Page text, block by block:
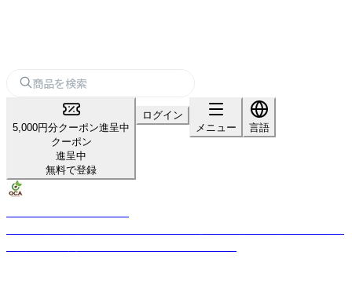
5,000円分クーポン進呈中
クーポン
進呈中
無料で登録
ログイン
メニュー
言語